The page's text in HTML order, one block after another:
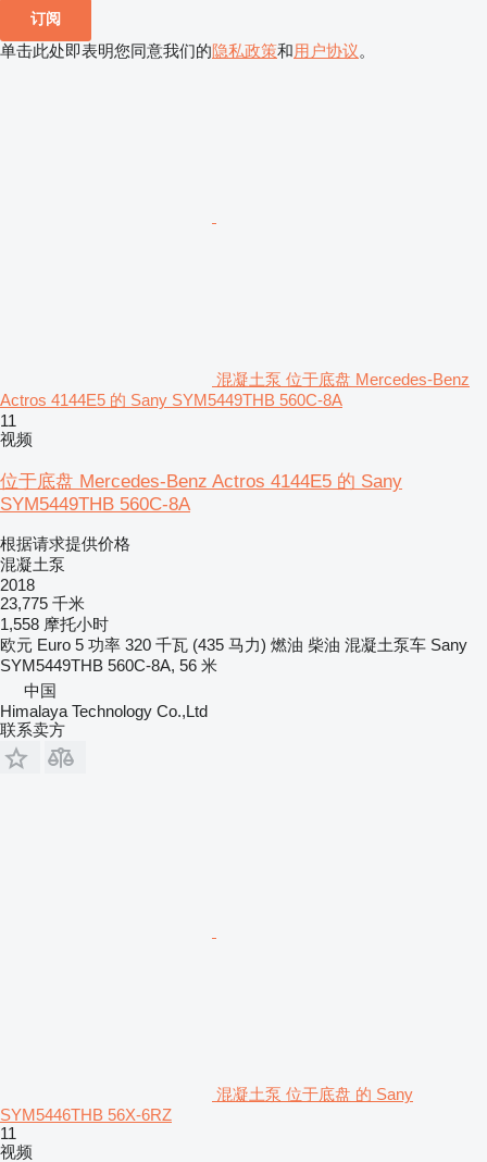
订阅
单击此处即表明您同意我们的隐私政策和用户协议。
混凝土泵 位于底盘 Mercedes-Benz
Actros 4144E5 的 Sany SYM5449THB 560C-8A
11
视频
位于底盘 Mercedes-Benz Actros 4144E5 的 Sany
SYM5449THB 560C-8A
根据请求提供价格
混凝土泵
2018
23,775 千米
1,558 摩托小时
欧元 Euro 5 功率 320 千瓦 (435 马力) 燃油 柴油 混凝土泵车 Sany
SYM5449THB 560C-8A, 56 米
中国
Himalaya Technology Co.,Ltd
联系卖方
混凝土泵 位于底盘 的 Sany
SYM5446THB 56X-6RZ
11
视频